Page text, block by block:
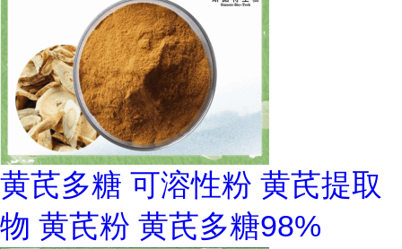
黄芪多糖 可溶性粉 黄芪提取
物 黄芪粉 黄芪多糖98%